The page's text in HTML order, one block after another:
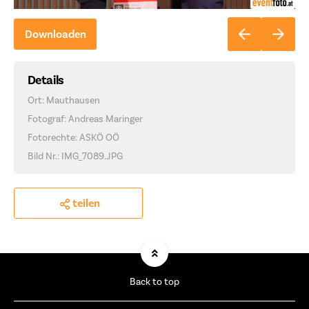
Downloaden
Details
Ort: Mauthausen
Fotograf: Andreas Maringer
Fotorechte: ASKÖ OÖ
Bild Nr.: IMG_7089.JPG
teilen
Back to top